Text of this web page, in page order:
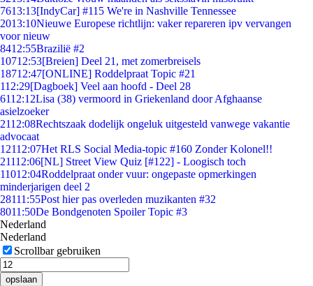
7613:13[IndyCar] #115 We're in Nashville Tennessee
2013:10Nieuwe Europese richtlijn: vaker repareren ipv vervangen
voor nieuw
8412:55Brazilië #2
10712:53[Breien] Deel 21, met zomerbreisels
18712:47[ONLINE] Roddelpraat Topic #21
112:29[Dagboek] Veel aan hoofd - Deel 28
6112:12Lisa (38) vermoord in Griekenland door Afghaanse
asielzoeker
2112:08Rechtszaak dodelijk ongeluk uitgesteld vanwege vakantie
advocaat
12112:07Het RLS Social Media-topic #160 Zonder Kolonel!!
21112:06[NL] Street View Quiz [#122] - Loogisch toch
11012:04Roddelpraat onder vuur: ongepaste opmerkingen
minderjarigen deel 2
28111:55Post hier pas overleden muzikanten #32
8011:50De Bondgenoten Spoiler Topic #3
Nederland
Nederland
Scrollbar gebruiken
opslaan